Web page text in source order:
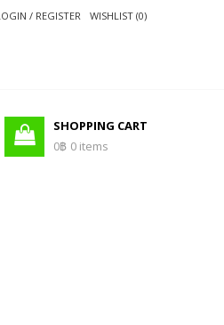
/ REGISTER WISHLIST (0)
SHOPPING CART
0฿ 0 items